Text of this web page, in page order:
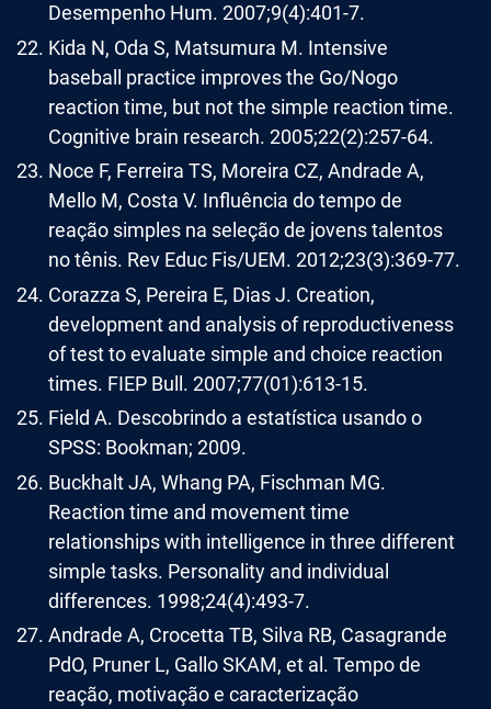
Desempenho Hum. 2007;9(4):401-7.
Kida N, Oda S, Matsumura M. Intensive
baseball practice improves the Go/Nogo
reaction time, but not the simple reaction time.
Cognitive brain research. 2005;22(2):257-64.
Noce F, Ferreira TS, Moreira CZ, Andrade A,
Mello M, Costa V. Influência do tempo de
reação simples na seleção de jovens talentos
no tênis. Rev Educ Fis/UEM. 2012;23(3):369-77.
Corazza S, Pereira E, Dias J. Creation,
development and analysis of reproductiveness
of test to evaluate simple and choice reaction
times. FIEP Bull. 2007;77(01):613-15.
Field A. Descobrindo a estatística usando o
SPSS: Bookman; 2009.
Buckhalt JA, Whang PA, Fischman MG.
Reaction time and movement time
relationships with intelligence in three different
simple tasks. Personality and individual
differences. 1998;24(4):493-7.
Andrade A, Crocetta TB, Silva RB, Casagrande
PdO, Pruner L, Gallo SKAM, et al. Tempo de
reação, motivação e caracterização